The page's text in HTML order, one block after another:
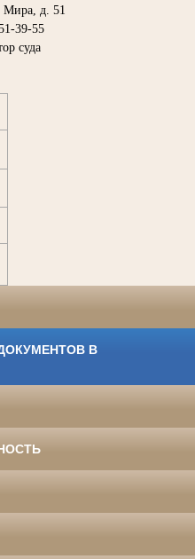
Мира, д. 51
39-55
суда
В